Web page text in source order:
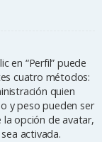
en “Perfil” puede
cuatro métodos:
quien
y peso pueden ser
la opción de avatar,
activada.